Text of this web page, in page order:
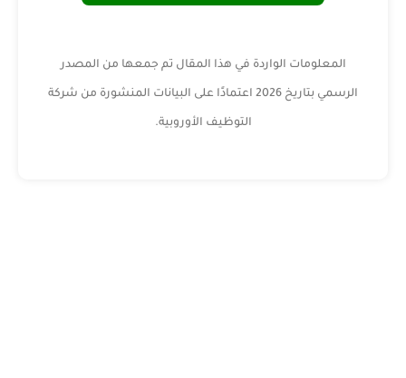
المعلومات الواردة في هذا المقال تم جمعها من المصدر
الرسمي بتاريخ 2026 اعتمادًا على البيانات المنشورة من شركة
التوظيف الأوروبية.